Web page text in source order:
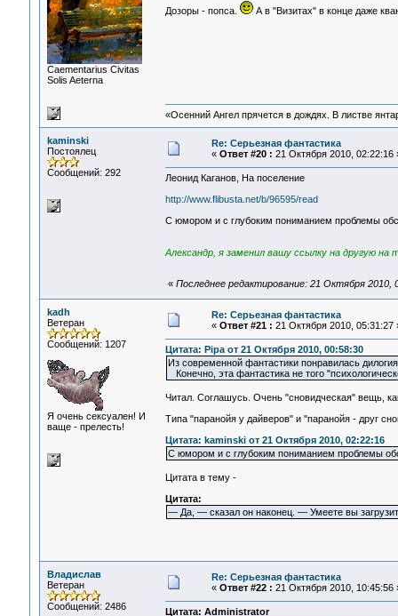
Сaementarius Civitas
Solis Aeterna
Дозоры - попса. А в "Визитах" в конце даже
«Осенний Ангел прячется в дождях. В листве
kaminski
Постоялец
Сообщений: 292
Re: Серьезная фантастика
« Ответ #20 : 21 Октября 2010, 02:22:16
Леонид Каганов, На поселение
http://www.flibusta.net/b/96595/read
С юмором и с глубоким пониманием проблемы
Александр, я заменил вашу ссылку на другую
« Последнее редактирование: 21 Октября 2010,
kadh
Ветеран
Сообщений: 1207
Я очень сексуален! И
ваще - прелесть!
Re: Серьезная фантастика
« Ответ #21 : 21 Октября 2010, 05:31:27
Цитата: Pipa от 21 Октября 2010, 00:58:30
Из современной фантастики понравилась
Конечно, эта фантастика не того
Читал. Соглашусь. Очень "сновидческая" вещь,
Типа "паранойя у дайверов" и "паранойя - друг
Цитата: kaminski от 21 Октября 2010, 02:22:16
С юмором и с глубоким пониманием проблемы
Цитата в тему -
Цитата:
— Да, — сказал он наконец. — Умеете вы
Владислав
Ветеран
Сообщений: 2486
Re: Серьезная фантастика
« Ответ #22 : 21 Октября 2010, 10:45:56
Цитата: Administrator